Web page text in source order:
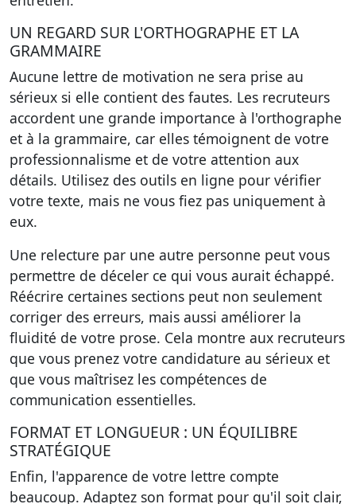
UN REGARD SUR L'ORTHOGRAPHE ET LA
GRAMMAIRE
Aucune lettre de motivation ne sera prise au
sérieux si elle contient des fautes. Les recruteurs
accordent une grande importance à l'orthographe
et à la grammaire, car elles témoignent de votre
professionnalisme et de votre attention aux
détails. Utilisez des outils en ligne pour vérifier
votre texte, mais ne vous fiez pas uniquement à
eux.
Une relecture par une autre personne peut vous
permettre de déceler ce qui vous aurait échappé.
Réécrire certaines sections peut non seulement
corriger des erreurs, mais aussi améliorer la
fluidité de votre prose. Cela montre aux recruteurs
que vous prenez votre candidature au sérieux et
que vous maîtrisez les compétences de
communication essentielles.
FORMAT ET LONGUEUR : UN ÉQUILIBRE
STRATÉGIQUE
Enfin, l'apparence de votre lettre compte
beaucoup. Adaptez son format pour qu'il soit clair,